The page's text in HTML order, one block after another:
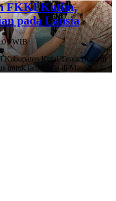
FKKI Kutim,
pada Lansia
WIB
Kabupaten Kutai Timur (Kutim)
untuk lanjut usia di Masjid…